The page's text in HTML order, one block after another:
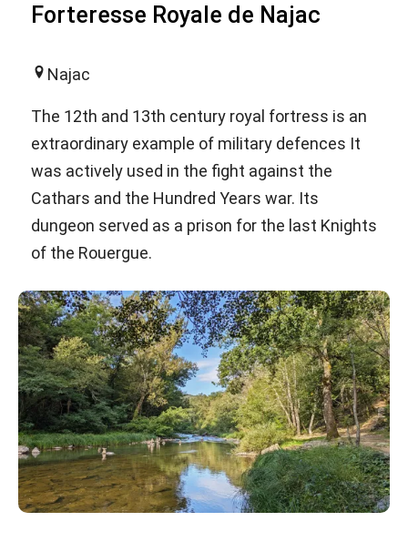
Forteresse Royale de Najac
Najac
The 12th and 13th century royal fortress is an
extraordinary example of military defences It
was actively used in the fight against the
Cathars and the Hundred Years war. Its
dungeon served as a prison for the last Knights
of the Rouergue.